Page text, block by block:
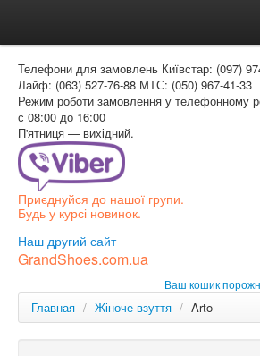
Доставка и оплата
Как заказать
Контакти
Таблиця розмірів
Вхід для покупця
Телефони для замовлень Київстар: (097)
Лайф: (063) 527-76-88 МТС: (050) 967-41-33
Режим роботи замовлення у телефонному
с 08:00 до 16:00
П'ятниця — вихідний.
Приєднуйся до нашої групи.
Будь у курсі новинок.
Наш другий сайт
GrandShoes.com.ua
Ваш кошик
Главная / Жіноче взуття / Arto